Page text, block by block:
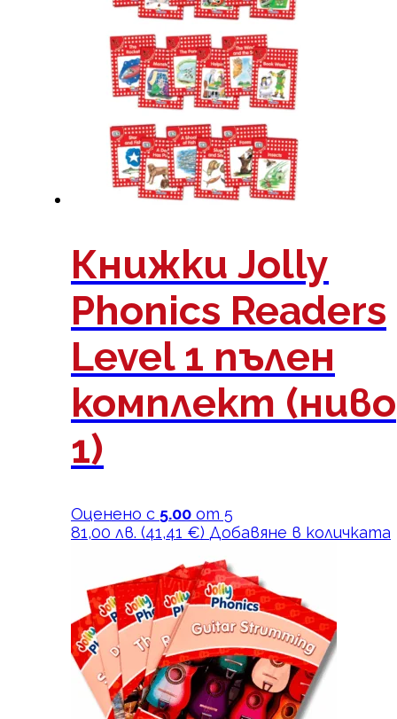
Книжки Jolly
Phonics Readers
Level 1 пълен
комплект (ниво
1)
Оценено с 5.00 от 5
81,00 лв. (41,41 €) Добавяне в количката